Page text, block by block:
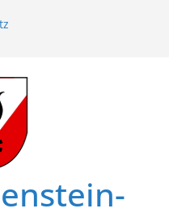
zum 75. Geburtstag
in Zistersdorf